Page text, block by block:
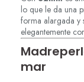
lo que le da una
forma alargada y
elegantemente
mar